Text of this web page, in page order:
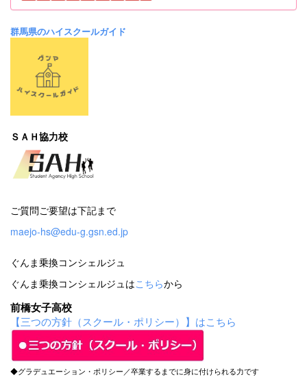
群馬県のハイスクールガイド
ＳＡＨ協力校
ご質問ご要望は下記まで
maejo-hs@edu-g.gsn.ed.jp
ぐんま乗換コンシェルジュ
ぐんま乗換コンシェルジュはこちらから
前橋女子高校
【三つの方針（スクール・ポリシー）】はこちら
◆グラデュエーション・ポリシー／卒業するまでに身に付けられる力です